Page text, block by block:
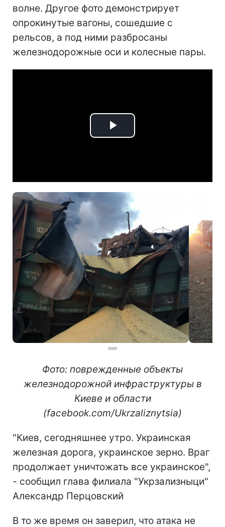
волне. Другое фото демонстрирует
опрокинутые вагоны, сошедшие с
рельсов, а под ними разбросаны
железнодорожные оси и колесные пары.
Play
Фото: поврежденные объекты
железнодорожной инфраструктуры в
Киеве и области
(facebook.com/Ukrzaliznytsia)
"Киев, сегодняшнее утро. Украинская
железная дорога, украинское зерно. Враг
продолжает уничтожать все украинское",
- сообщил глава филиала "Укрзализныци"
Александр Перцовский
В то же время он заверил, что атака не